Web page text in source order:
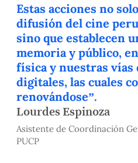
Estas acciones no
difusión del cine
sino que establecen
memoria y público,
física y nuestras vías
digitales, las cuales
renovándose”.
Lourdes Espinoza
Asistente de Coordinación
PUCP